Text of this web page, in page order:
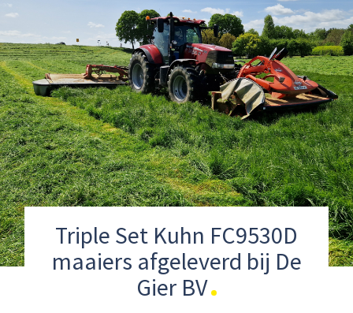
Triple Set Kuhn FC9530D
maaiers afgeleverd bij De
Gier BV